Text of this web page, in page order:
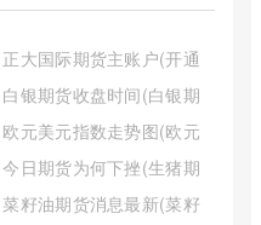
正大国际期货主账户(开通
白银期货收盘时间(白银期
欧元美元指数走势图(欧元
今日期货为何下挫(生猪期
菜籽油期货消息最新(菜籽